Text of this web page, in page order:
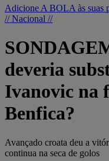
Adicione A BOLA às suas
// Nacional //
deveria
Ivanovic na
Benfica?
Avançado croata deu a
continua na seca de golos